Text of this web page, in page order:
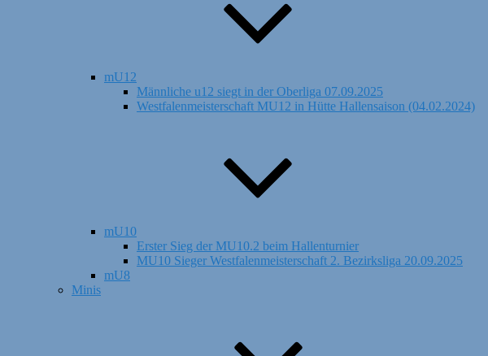
mU12
Männliche u12 siegt in der Oberliga 07.09.2025
Westfalenmeisterschaft MU12 in Hütte Hallensaison (04.02.2024)
mU10
Erster Sieg der MU10.2 beim Hallenturnier
MU10 Sieger Westfalenmeisterschaft 2. Bezirksliga 20.09.2025
mU8
Minis